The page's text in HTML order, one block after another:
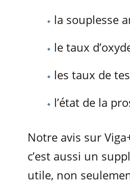
la souplesse
le taux
les taux de
l’état de la
Notre avis sur
c’est aussi un
utile, non